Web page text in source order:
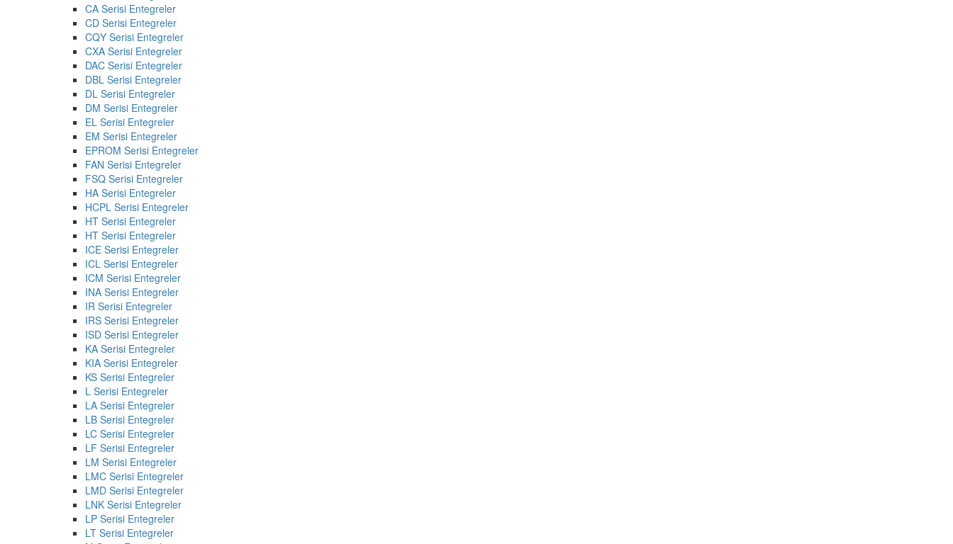
CA Serisi Entegreler
CD Serisi Entegreler
CQY Serisi Entegreler
CXA Serisi Entegreler
DAC Serisi Entegreler
DBL Serisi Entegreler
DL Serisi Entegreler
DM Serisi Entegreler
EL Serisi Entegreler
EM Serisi Entegreler
EPROM Serisi Entegreler
FAN Serisi Entegreler
FSQ Serisi Entegreler
HA Serisi Entegreler
HCPL Serisi Entegreler
HT Serisi Entegreler
HT Serisi Entegreler
ICE Serisi Entegreler
ICL Serisi Entegreler
ICM Serisi Entegreler
INA Serisi Entegreler
IR Serisi Entegreler
IRS Serisi Entegreler
ISD Serisi Entegreler
KA Serisi Entegreler
KIA Serisi Entegreler
KS Serisi Entegreler
L Serisi Entegreler
LA Serisi Entegreler
LB Serisi Entegreler
LC Serisi Entegreler
LF Serisi Entegreler
LM Serisi Entegreler
LMC Serisi Entegreler
LMD Serisi Entegreler
LNK Serisi Entegreler
LP Serisi Entegreler
LT Serisi Entegreler